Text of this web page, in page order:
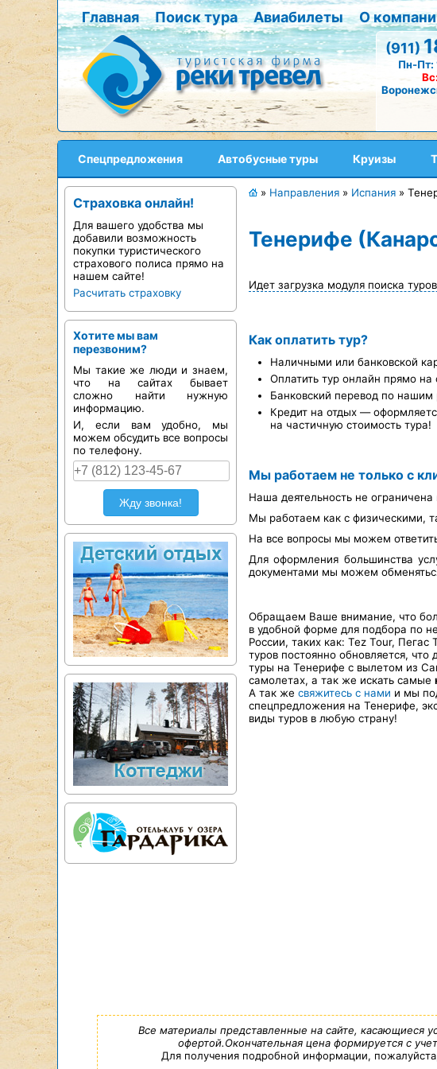
Главная Поиск тура Авиабилеты О
(911)
Пн-Пт:
Спецпредложения Автобусные туры Круизы
Страховка онлайн!
Для вашего удобства мы
добавили возможность
покупки туристического
страхового полиса прямо на
нашем сайте!
Расчитать страховку
Хотите мы вам
перезвоним?
Мы такие же люди и знаем,
что на сайтах бывает
сложно найти нужную
информацию.
И, если вам удобно, мы
можем обсудить все вопросы
по телефону.
Жду звонка!
» Направления » Испания »
Тенерифе
Идет загрузка модуля поиска
Как оплатить тур?
Наличными или банковской
Оплатить тур онлайн прямо
Банковский перевод по
Кредит на отдых —
на частичную стоимость тура!
Мы работаем не только с
Наша деятельность не
Мы работаем как с физическими,
На все вопросы мы можем
Для оформления большинства
документами мы можем
Обращаем Ваше внимание, что
в удобной форме для подбора по
России, таких как: Tez Tour,
туров постоянно обновляется,
туры на Тенерифе с вылетом из
самолетах, а так же искать самые
А так же свяжитесь с нами и мы
спецпредложения на Тенерифе,
виды туров в любую страну!
Все материалы представленные на сайте, касающиеся
офертой.Окончательная цена формируется с
Для получения подробной информации,